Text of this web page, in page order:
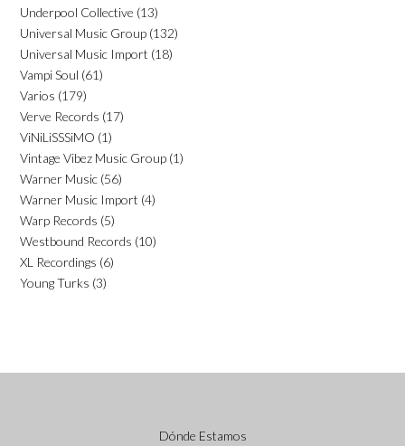
Underpool Collective (13)
Universal Music Group (132)
Universal Music Import (18)
Vampi Soul (61)
Varios (179)
Verve Records (17)
ViNiLiSSSiMO (1)
Vintage Vibez Music Group (1)
Warner Music (56)
Warner Music Import (4)
Warp Records (5)
Westbound Records (10)
XL Recordings (6)
Young Turks (3)
Dónde Estamos